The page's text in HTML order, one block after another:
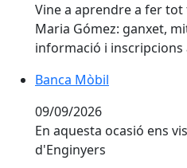
Vine a aprendre a fer
Maria Gómez: ganxet,
informació i inscripcions
Banca Mòbil
09/09/2026
En aquesta ocasió ens
d'Enginyers